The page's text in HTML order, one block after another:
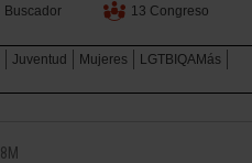
Buscador 13 Congreso
Juventud Mujeres
LGTBIQAMás
8M